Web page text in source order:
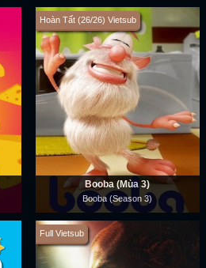
Hoàn Tất (26/26) Vietsub
Booba (Mùa 3)
Booba (Season 3)
Full Vietsub